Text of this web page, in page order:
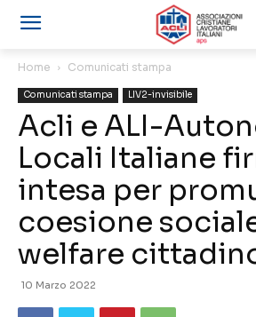
Home Comunicati stampa
Comunicati stampa LIV2-invisibile
Acli e ALI-
Locali Italiane
intesa per
coesione
welfare
10 Marzo 2022